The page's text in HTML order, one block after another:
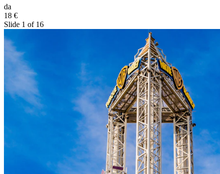
da
18 €
Slide 1 of 16